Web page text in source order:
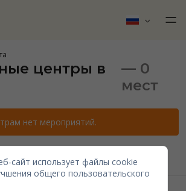
центры в
— 0
мест
нет мероприятий.
сайт использует файлы cookie
общего пользовательского